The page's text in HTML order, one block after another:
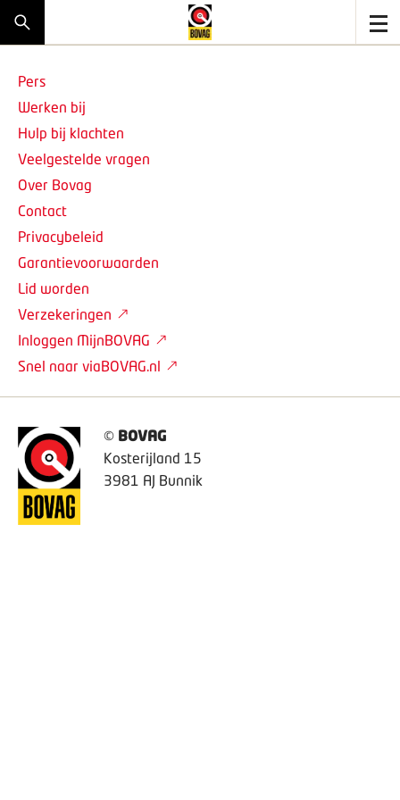
© BOVAG
Kosterijland 15
3981 AJ Bunnik
Pers
Werken bij
Hulp bij klachten
Veelgestelde vragen
Over Bovag
Contact
Privacybeleid
Garantievoorwaarden
Lid worden
Verzekeringen
Inloggen MijnBOVAG
Snel naar viaBOVAG.nl